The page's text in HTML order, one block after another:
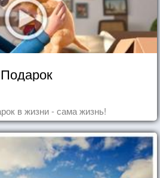
Подарок
в жизни - сама жизнь!